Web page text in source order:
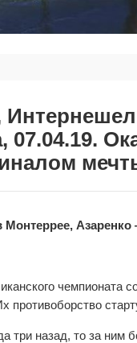
07.04.19.
Азаренко
чемпионата
противоборство
три назад, то за ним